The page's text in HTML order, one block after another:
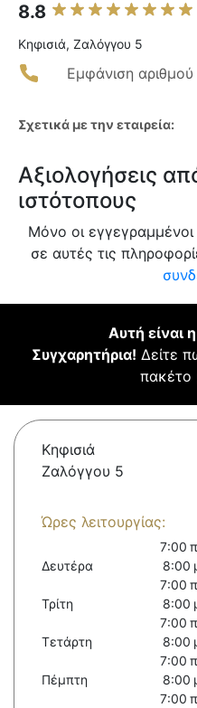
8.8
Κηφισιά, Ζαλόγγου 5
Εμφάνιση
Σχετικά με την εταιρεία:
Αξιολογήσεις
ιστότοπους
Μόνο οι
σε αυτές τις
Αυτή είναι
Συγχαρητήρια! Δείτε
πακέτο
Κηφισιά
Ζαλόγγου 5
Ώρες λειτουργίας:
Δευτέρα
7:00
8:00
Τρίτη
7:00
8:00
Τετάρτη
7:00
8:00
Πέμπτη
7:00
8:00
7:00